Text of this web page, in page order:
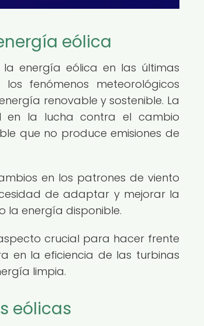
eólica
energía eólica en las últimas
fenómenos meteorológicos
renovable y sostenible. La
en la lucha contra el cambio
que no produce emisiones de
en los patrones de viento
de adaptar y mejorar la
la energía disponible.
crucial para hacer frente
en la eficiencia de las turbinas
limpia.
eólicas